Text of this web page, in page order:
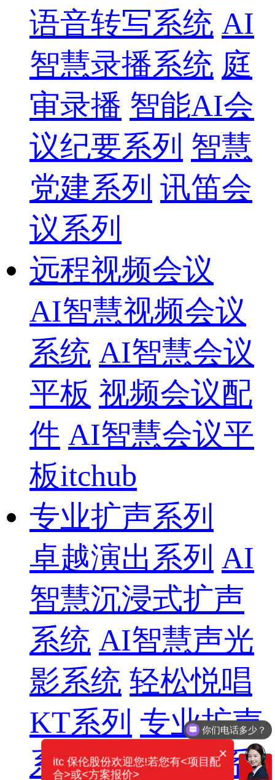
语音转写系统 AI
智慧录播系统 庭
审录播 智能AI会
议纪要系列 智慧
党建系列 讯笛会
议系列
远程视频会议
AI智慧视频会议
系统 AI智慧会议
平板 视频会议配
件 AI智慧会议平
板itchub
专业扩声系列
卓越演出系列 AI
智慧沉浸式扩声
系统 AI智慧声光
影系统 轻松悦唱
KT系列 专业扩声
系列 专业音箱系
你们电话多少？
×
itc 保伦股份欢迎您!若您有<项目配
合>或<方案报价>